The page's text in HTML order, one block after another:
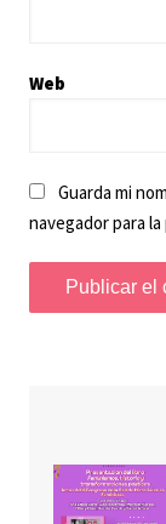
Web
Guarda mi
navegador para